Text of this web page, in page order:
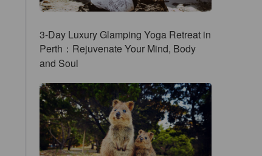
3-Day Luxury Glamping Yoga Retreat in
Perth：Rejuvenate Your Mind, Body
and Soul